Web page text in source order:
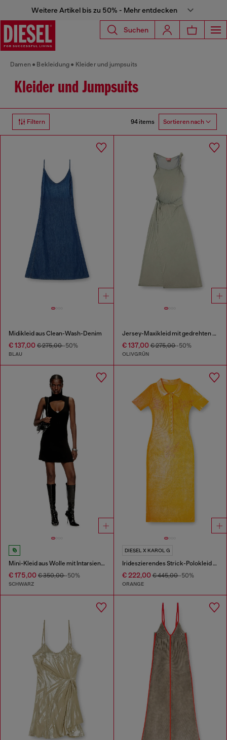
Weitere Artikel bis zu 50% - Mehr entdecken
Suchen
Damen Bekleidung Kleider und jumpsuits
Kleider und Jumpsuits
Filtern 94 items Sortieren nach
Midikleid aus Clean-Wash-Denim
€ 137,00 € 275,00-50%
BLAU
Jersey-Maxikleid mit gedrehten Details
€ 137,00€ 275,00-50%
OLIVGRÜN
Mini-Kleid aus Wolle mit Intarsienmuster
€ 175,00 € 350,00-50%
SCHWARZ
DIESEL X KAROL G
Irideszierendes Strick-Polokleid mit Lotus-Print
€ 222,00€ 445,00-50%
ORANGE